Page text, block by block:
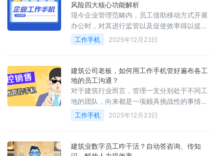
风险四大核心功能解析
现今企业管理范畴内，员工借助移动方式开展
办公时，对其进行监管以及促使效率得以提
升，属于核心议题里的其中一项。把公司配发
用于工作的手机实施集中管理
工作手机 2025年12月23日
建筑公司老板，如何用工作手机管好遍布各工
地的员工沟通？
对于建筑行业而言，管理一支分别处于不同工
地的团队，向来都是一项颇具挑战性的事情。
在传统的方式当中，主管想要实时把控外勤人
员的沟通状况、行为表现以及客户跟进情形，
工作手机 2025年12月23日
建筑业数字员工咋干活？自动答咨询、传知